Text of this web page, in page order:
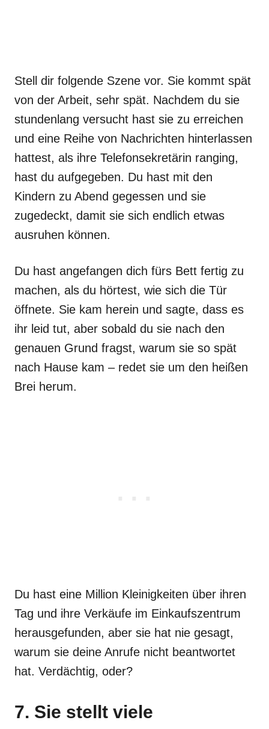
Stell dir folgende Szene vor. Sie kommt spät
von der Arbeit, sehr spät. Nachdem du sie
stundenlang versucht hast sie zu erreichen
und eine Reihe von Nachrichten hinterlassen
hattest, als ihre Telefonsekretärin ranging,
hast du aufgegeben. Du hast mit den
Kindern zu Abend gegessen und sie
zugedeckt, damit sie sich endlich etwas
ausruhen können.
Du hast angefangen dich fürs Bett fertig zu
machen, als du hörtest, wie sich die Tür
öffnete. Sie kam herein und sagte, dass es
ihr leid tut, aber sobald du sie nach den
genauen Grund fragst, warum sie so spät
nach Hause kam – redet sie um den heißen
Brei herum.
Du hast eine Million Kleinigkeiten über ihren
Tag und ihre Verkäufe im Einkaufszentrum
herausgefunden, aber sie hat nie gesagt,
warum sie deine Anrufe nicht beantwortet
hat. Verdächtig, oder?
7. Sie stellt viele